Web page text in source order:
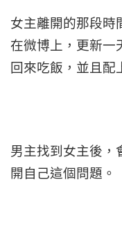
女主離開的那段時
在微博上，更新一
回來吃飯，並且配
男主找到女主後，
開自己這個問題。